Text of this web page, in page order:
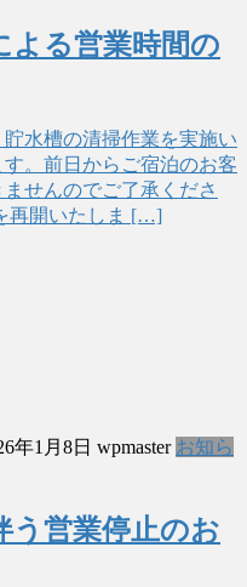
よる営業時間の
貯水槽の清掃作業を実施い
。前日からご宿泊のお客
せんのでご了承くださ
再開いたしま […]
年1月8日 wpmaster お知ら
う営業停止のお